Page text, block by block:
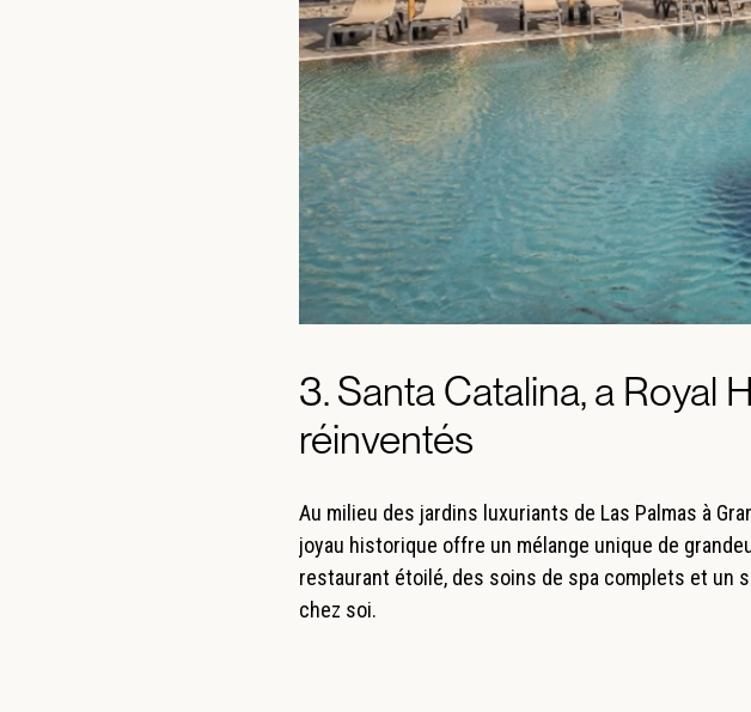
3. Santa Catalina, a Royal
réinventés
Au milieu des jardins luxuriants de Las Palmas à
joyau historique offre un mélange unique de
restaurant étoilé, des soins de spa complets et un
chez soi.